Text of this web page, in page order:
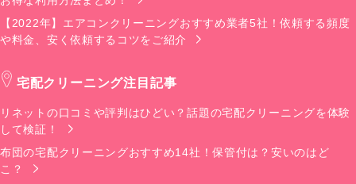
【2022年】エアコンクリーニングおすすめ業者5社！依頼する頻度
や料金、安く依頼するコツをご紹介
宅配クリーニング注目記事
リネットの口コミや評判はひどい？話題の宅配クリーニングを体験
して検証！
布団の宅配クリーニングおすすめ14社！保管付は？安いのはど
こ？